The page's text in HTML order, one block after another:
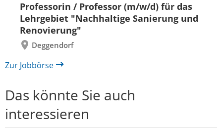
Professorin / Professor (m/w/d) für das
Lehrgebiet "Nachhaltige Sanierung und
Renovierung"
Deggendorf
zurück
Zur Jobbörse
Das könnte Sie auch
interessieren